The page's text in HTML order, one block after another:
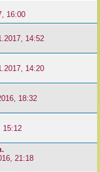
16:00
14:52
14:20
18:32
15:12
21:18